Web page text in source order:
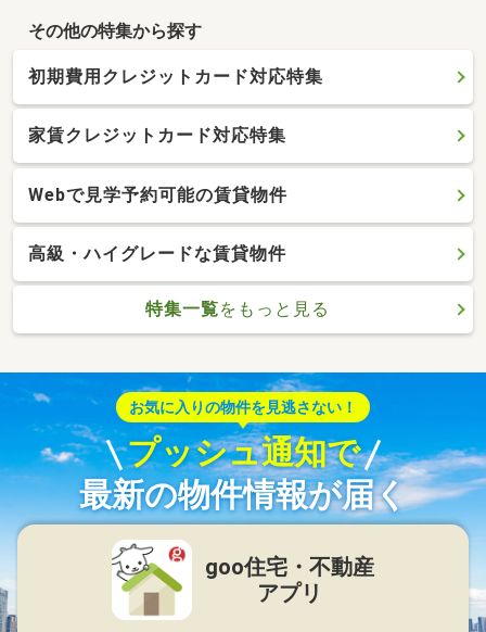
その他の特集から探す
初期費用クレジットカード対応特集
家賃クレジットカード対応特集
Webで見学予約可能の賃貸物件
高級・ハイグレードな賃貸物件
特集一覧をもっと見る
お気に入りの物件を見逃さない！
プッシュ通知で
最新の物件情報が届く
goo住宅・不動産
アプリ